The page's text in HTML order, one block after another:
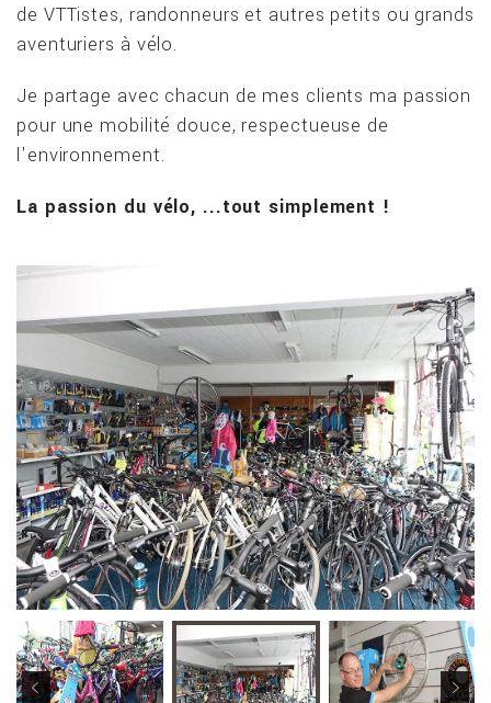
de VTTistes, randonneurs et autres petits ou grands
aventuriers à vélo.
Je partage avec chacun de mes clients ma passion
pour une mobilité douce, respectueuse de
l'environnement.
La passion du vélo, ...tout simplement !